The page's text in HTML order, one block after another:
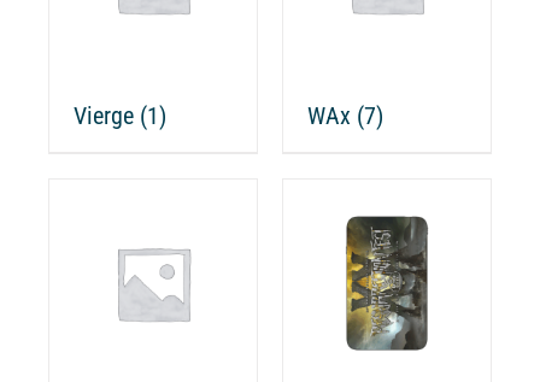
Vierge (1) WAx (7)
CHOIX DES
OPTIONS
DÉTAILS